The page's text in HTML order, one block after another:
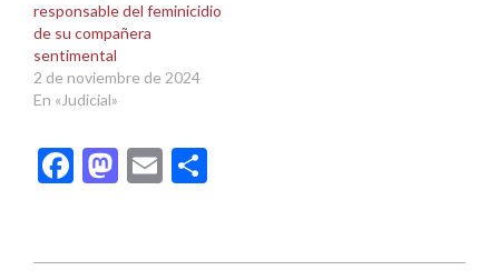
responsable del feminicidio
de su compañera
sentimental
2 de noviembre de 2024
En «Judicial»
Facebook
Mastodon
Email